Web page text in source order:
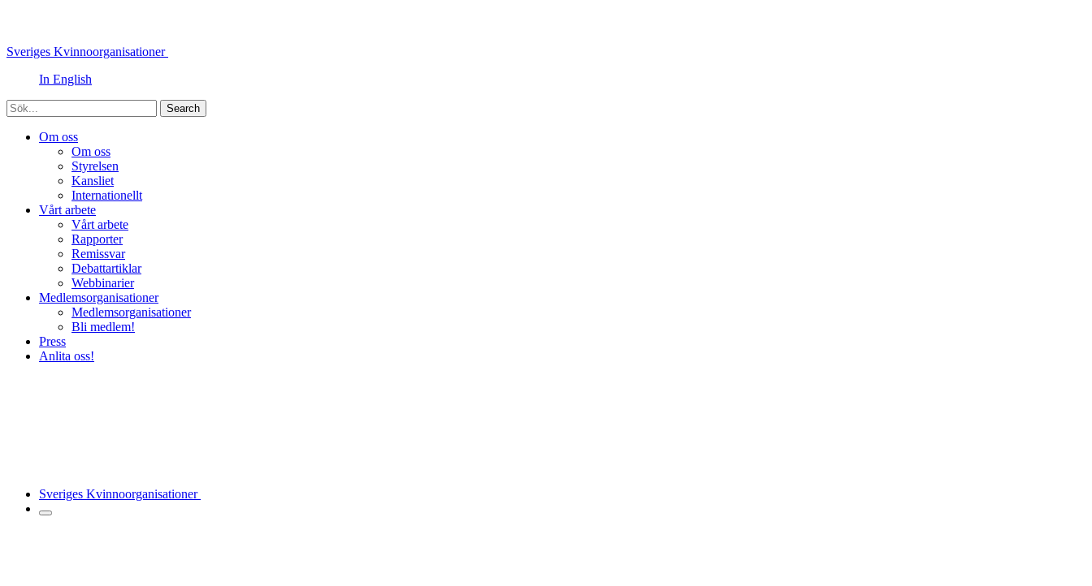
Sveriges Kvinnoorganisationer
In English
Sök
Om oss
Om oss
Styrelsen
Kansliet
Internationellt
Vårt arbete
Vårt arbete
Rapporter
Remissvar
Debattartiklar
Webbinarier
Medlemsorganisationer
Medlemsorganisationer
Bli medlem!
Press
Anlita oss!
Sveriges Kvinnoorganisationer